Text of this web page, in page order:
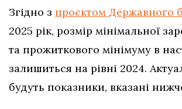
Згідно з проєктом Державного
2025 рік, розмір мінімальної
та прожиткового мінімуму в
залишиться на рівні 2024.
будуть показники, вказані